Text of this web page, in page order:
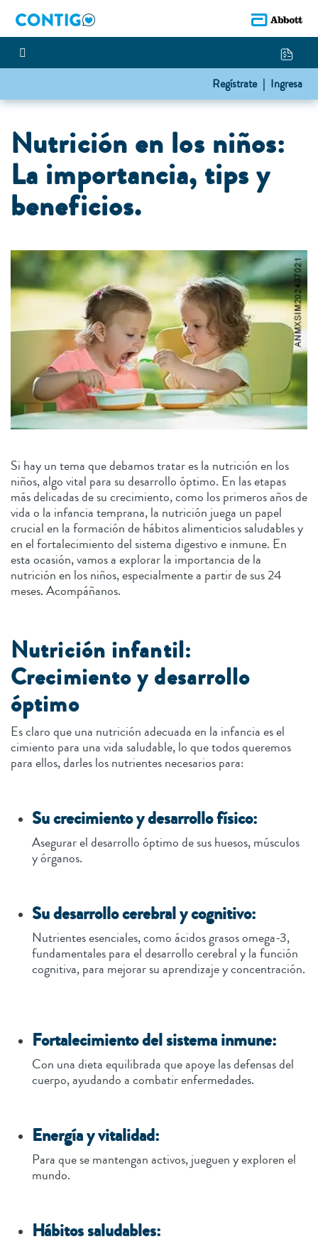
Regístrate | Ingresa
Nutrición en los niños:
La importancia, tips y
beneficios.
Si hay un tema que debamos tratar es la nutrición en los
niños, algo vital para su desarrollo óptimo. En las etapas
más delicadas de su crecimiento, como los primeros años de
vida o la infancia temprana, la nutrición juega un papel
crucial en la formación de hábitos alimenticios saludables y
en el fortalecimiento del sistema digestivo e inmune. En
esta ocasión, vamos a explorar la importancia de la
nutrición en los niños, especialmente a partir de sus 24
meses. Acompáñanos.
Nutrición infantil:
Crecimiento y desarrollo
óptimo
Es claro que una nutrición adecuada en la infancia es el
cimiento para una vida saludable, lo que todos queremos
para ellos, darles los nutrientes necesarios para:
Su crecimiento y desarrollo físico:
Asegurar el desarrollo óptimo de sus huesos, músculos
y órganos.
Su desarrollo cerebral y cognitivo:
Nutrientes esenciales, como ácidos grasos omega-3,
fundamentales para el desarrollo cerebral y la función
cognitiva, para mejorar su aprendizaje y concentración.
Fortalecimiento del sistema inmune:
Con una dieta equilibrada que apoye las defensas del
cuerpo, ayudando a combatir enfermedades.
Energía y vitalidad:
Para que se mantengan activos, jueguen y exploren el
mundo.
Hábitos saludables: